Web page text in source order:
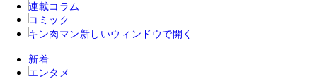
連載コラム
コミック
キン肉マン 新しいウィンドウで開く
新着
エンタメ